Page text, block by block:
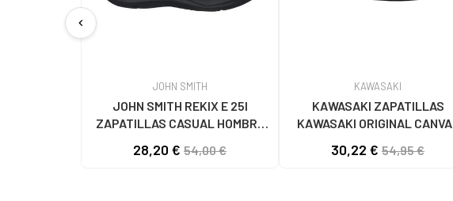
chevron_left
JOHN SMITH
JOHN SMITH REKIX E 25I
ZAPATILLAS CASUAL HOMBRE
28,20 € 54,00 €
KAWASAKI
KAWASAKI ZAPATILLAS
KAWASAKI ORIGINAL CANVAS
1001S BLACK SOLID
30,22 € 54,95 €